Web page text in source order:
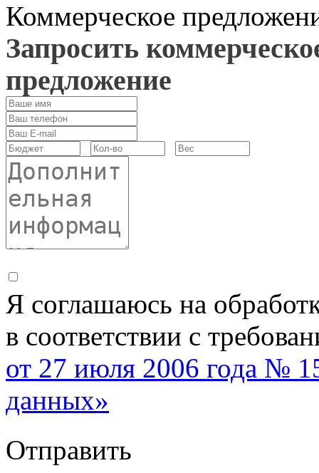
Коммерческое
Запросить
предложение
Я соглашаюсь на
в соответствии с
от 27 июля 2006 года №
данных»
Отправить